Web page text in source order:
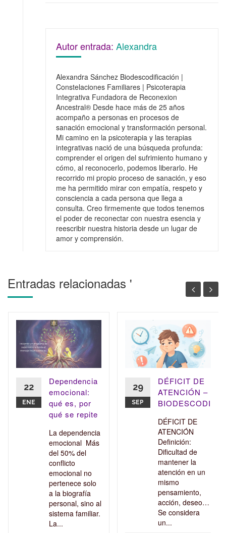
Autor entrada: Alexandra
Alexandra Sánchez Biodescodificación |
Constelaciones Familiares | Psicoterapia
Integrativa Fundadora de Reconexion
Ancestral® Desde hace más de 25 años
acompaño a personas en procesos de
sanación emocional y transformación personal.
Mi camino en la psicoterapia y las terapias
integrativas nació de una búsqueda profunda:
comprender el origen del sufrimiento humano y
cómo, al reconocerlo, podemos liberarlo. He
recorrido mi propio proceso de sanación, y eso
me ha permitido mirar con empatía, respeto y
consciencia a cada persona que llega a
consulta. Creo firmemente que todos tenemos
el poder de reconectar con nuestra esencia y
reescribir nuestra historia desde un lugar de
amor y comprensión.
Entradas relacionadas '
22
ENE
Dependencia
emocional:
qué es, por
qué se repite
La dependencia
emocional Más
del 50% del
conflicto
emocional no
pertenece solo
a la biografía
personal, sino al
sistema familiar.
La...
29
SEP
DÉFICIT DE
ATENCIÓN –
DÉFICIT DE
ATENCIÓN
Definición:
Dificultad de
mantener la
atención en un
mismo
pensamiento,
acción, deseo…
Se considera
un...